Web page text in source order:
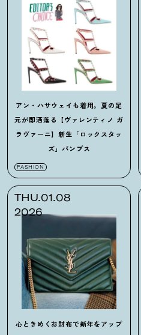
アン・ハサウェイも着用。夏の足
元が即洒落る【ヴァレンティノ ガ
ラヴァーニ】新生「ロックスタッ
ズ」パンプス
FASHION
THU.01.08
2026
心ときめくお財布で新年をアップ